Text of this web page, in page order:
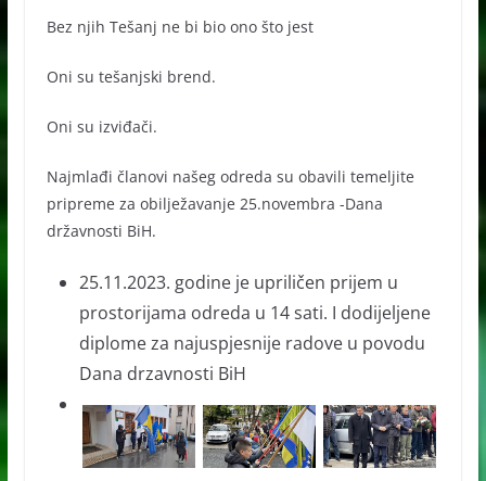
Bez njih Tešanj ne bi bio ono što jest
Oni su tešanjski brend.
Oni su izviđači.
Najmlađi članovi našeg odreda su obavili temeljite
pripreme za obilježavanje 25.novembra -Dana
državnosti BiH.
25.11.2023. godine je upriličen prijem u
prostorijama odreda u 14 sati. I dodijeljene
diplome za najuspjesnije radove u povodu
Dana drzavnosti BiH